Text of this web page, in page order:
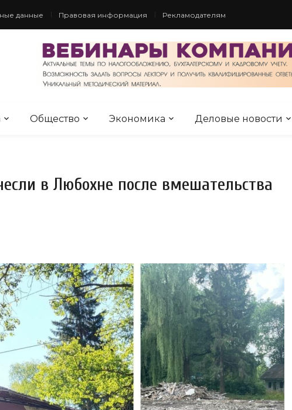
данные Правовая информация Рекламодателям
Общество Экономика Деловые новости
в Любохне после вмешательства